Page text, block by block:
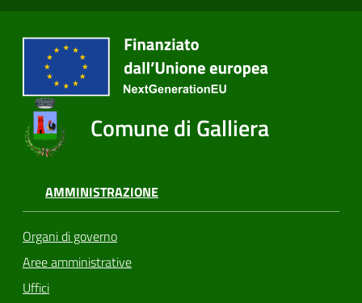
Comune di Galliera
AMMINISTRAZIONE
Organi di governo
Aree amministrative
Uffici